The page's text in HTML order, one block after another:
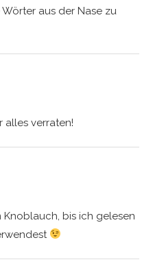
aus der Nase zu
alles verraten!
bis ich gelesen